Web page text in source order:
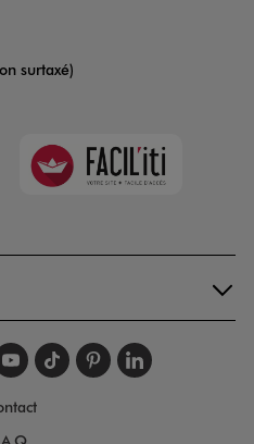
surtaxé)
Faciliti
sur
nous sur
nous sur
Suivez-nous
Suivez-nous
Suivez-